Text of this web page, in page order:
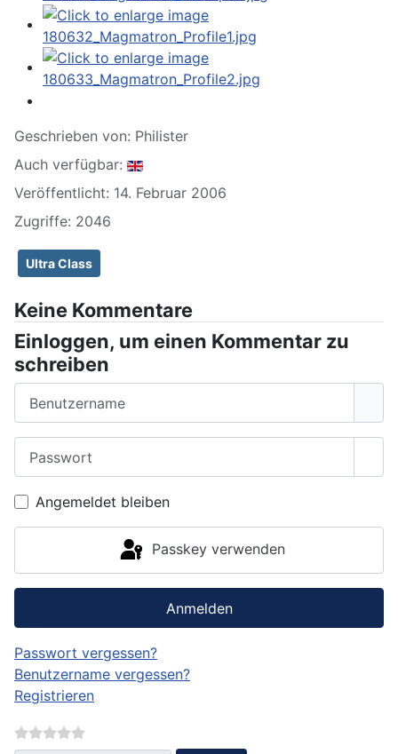
Geschrieben von: Philister
Auch verfügbar:
Veröffentlicht: 14. Februar 2006
Zugriffe: 2046
Ultra Class
Keine Kommentare
Einloggen, um einen Kommentar zu
schreiben
Angemeldet bleiben
Passkey verwenden
Anmelden
Passwort vergessen?
Benutzername vergessen?
Registrieren